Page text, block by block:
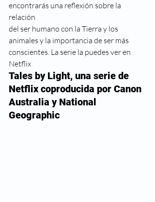
encontrarás una reflexión sobre la
relación
del ser humano con la Tierra y los
animales y la importancia de ser más
conscientes. La serie la puedes ver en
Netflix
Tales by Light, una serie de
Netflix coproducida por Canon
Australia y National
Geographic